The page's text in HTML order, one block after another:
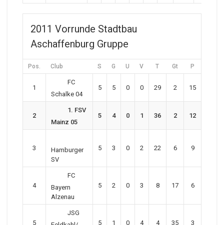
2011 Vorrunde Stadtbau
Aschaffenburg Gruppe
Pos. Club S G U V T Gt P
1
FC
Schalke 04
5 5 0 0 29 2 15
2
1. FSV
Mainz 05
5 4 0 1 36 2 12
3
Hamburger
SV
5 3 0 2 22 6 9
4
FC
Bayern
Alzenau
5 2 0 3 8 17 6
5
JSG
5 1 0 4 4 35 3